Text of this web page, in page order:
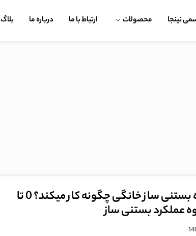
نینجا محصولات ارتباط با ما درباره ما بلاگ
دستگاه بستنی ساز خانگی چگونه کار میکند؟ 0 تا